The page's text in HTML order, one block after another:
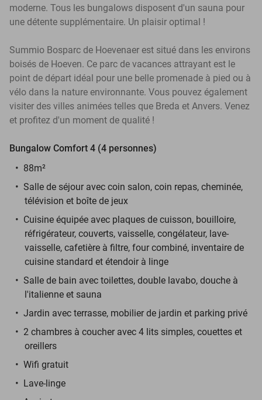
moderne. Tous les bungalows disposent d'un sauna pour
une détente supplémentaire. Un plaisir optimal !
Summio Bosparc de Hoevenaer est situé dans les environs
boisés de Hoeven. Ce parc de vacances attrayant est le
point de départ idéal pour une belle promenade à pied ou à
vélo dans la nature environnante. Vous pouvez également
visiter des villes animées telles que Breda et Anvers. Venez
et profitez d'un moment de qualité !
Bungalow Comfort 4 (4 personnes)
88m²
Salle de séjour avec coin salon, coin repas, cheminée,
télévision et boîte de jeux
Cuisine équipée avec plaques de cuisson, bouilloire,
réfrigérateur, couverts, vaisselle, congélateur, lave-
vaisselle, cafetière à filtre, four combiné, inventaire de
cuisine standard et étendoir à linge
Salle de bain avec toilettes, double lavabo, douche à
l'italienne et sauna
Jardin avec terrasse, mobilier de jardin et parking privé
2 chambres à coucher avec 4 lits simples, couettes et
oreillers
Wifi gratuit
Lave-linge